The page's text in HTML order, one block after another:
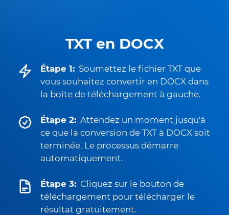
TXT en DOCX
Étape 1: Soumettez le fichier TXT que
vous souhaitez convertir en DOCX dans
la boîte de téléchargement à gauche.
Étape 2: Attendez un moment jusqu'à
ce que la conversion de TXT à DOCX soit
terminée. Le processus démarre
automatiquement.
Étape 3: Cliquez sur le bouton de
téléchargement pour télécharger le
résultat gratuitement.